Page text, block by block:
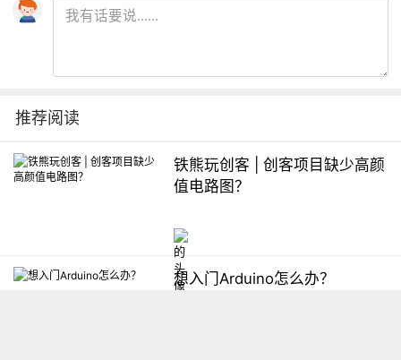
推荐阅读
铁熊玩创客 | 创客项目缺少高颜
值电路图？
想入门Arduino怎么办？